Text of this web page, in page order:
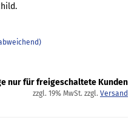
nur für freigeschaltete Kunden
zzgl. 19% MwSt. zzgl. Versand